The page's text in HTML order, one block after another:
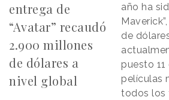
entrega de
“Avatar” recaudó
2.900 millones
de dólares a
nivel global
año ha
de
puesto
películas
todos los